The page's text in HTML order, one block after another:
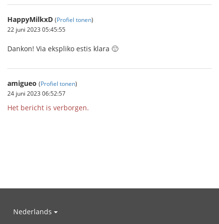
HappyMilkxD (Profiel tonen)
22 juni 2023 05:45:55
Dankon! Via ekspliko estis klara 🙂
amigueo (Profiel tonen)
24 juni 2023 06:52:57
Het bericht is verborgen.
Nederlands